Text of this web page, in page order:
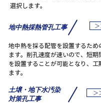
選択します。
地中熱採熱管孔工事
地中熱を採る配管を設置するため
ます。削孔速度が速いので、短期
を設置することが可能となり、工
ます。
土壌・地下水汚染
対策孔工事
＞